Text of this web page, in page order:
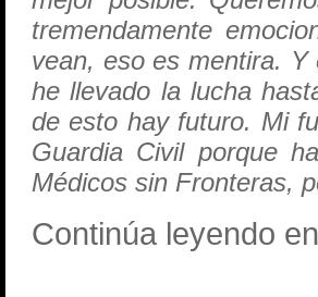
tremendamente
vean, eso es mentira.
he llevado la lucha
de esto hay futuro. Mi
Guardia Civil porque
Médicos sin Fronteras,
Continúa leyendo en